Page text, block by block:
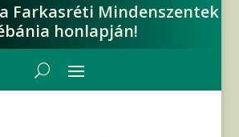
Farkasréti Mindenszentek
honlapján!